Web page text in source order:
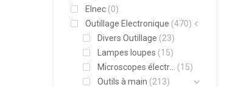
Elnec (0)
Outillage Electronique (470)
Divers Outillage (23)
Lampes loupes (15)
Microscopes électroniques
(15)
Outils à main (213)